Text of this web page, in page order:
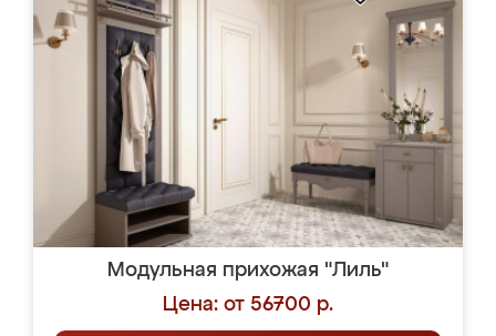
Модульная прихожая "Лиль"
Цена: от 56700 р.